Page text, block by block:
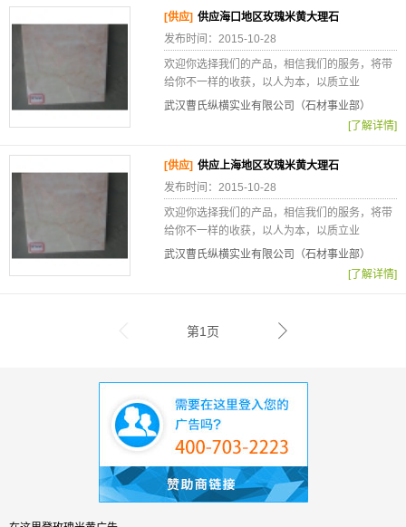
[供应] 供应海口地区玫瑰米黄大理石
发布时间：2015-10-28
欢迎你选择我们的产品，相信我们的服务，将带
给你不一样的收获，以人为本，以质立业
武汉曹氏纵横实业有限公司（石材事业部）
[了解详情]
[供应] 供应上海地区玫瑰米黄大理石
发布时间：2015-10-28
欢迎你选择我们的产品，相信我们的服务，将带
给你不一样的收获，以人为本，以质立业
武汉曹氏纵横实业有限公司（石材事业部）
[了解详情]
第1页